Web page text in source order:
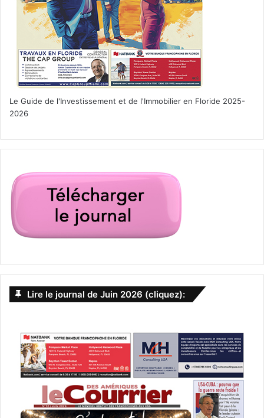
Le Guide de l'Investissement et de l'Immobilier en Floride 2025-
2026
Lire le journal de Juin 2026 (cliquez):